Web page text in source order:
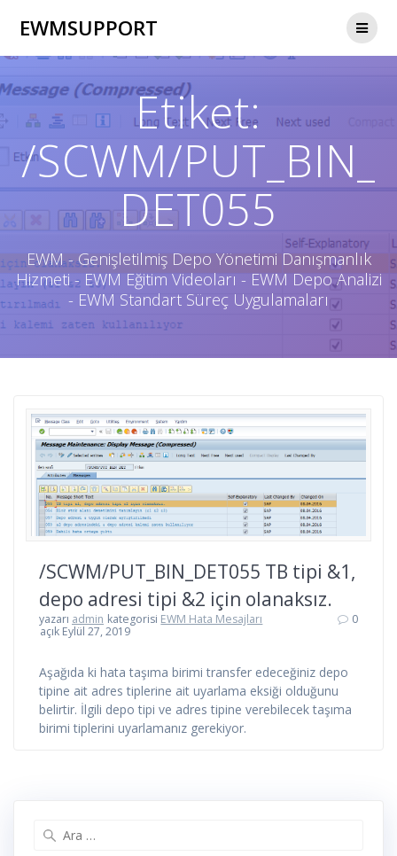
EWMSUPPORT
Etiket:
/SCWM/PUT_BIN_
DET055
EWM - Genişletilmiş Depo Yönetimi Danışmanlık
Hizmeti - EWM Eğitim Videoları - EWM Depo Analizi
- EWM Standart Süreç Uygulamaları
/SCWM/PUT_BIN_DET055 TB tipi &1,
depo adresi tipi &2 için olanaksız.
yazarı admin kategorisi EWM Hata Mesajları
açık Eylül 27, 2019
0
Aşağıda ki hata taşıma birimi transfer edeceğiniz depo
tipine ait adres tiplerine ait uyarlama eksiği olduğunu
belirtir. İlgili depo tipi ve adres tipine verebilecek taşıma
birimi tiplerini uyarlamanız gerekiyor.